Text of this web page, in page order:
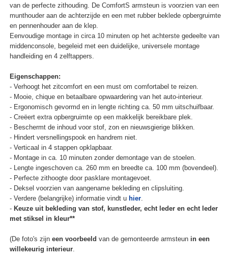
van de perfecte zithouding. De ComfortS armsteun is voorzien van een
munthouder aan de achterzijde en een met rubber beklede opbergruimte
en pennenhouder aan de klep.
Eenvoudige montage in circa 10 minuten op het achterste gedeelte van
middenconsole, begeleid met een duidelijke, universele montage
handleiding en 4 zelftappers.
Eigenschappen:
- Verhoogt het zitcomfort en een must om comfortabel te reizen.
- Mooie, chique en betaalbare opwaardering van het auto-interieur.
- Ergonomisch gevormd en in lengte richting ca. 50 mm uitschuifbaar.
- Creëert extra opbergruimte op een makkelijk bereikbare plek.
- Beschermt de inhoud voor stof, zon en nieuwsgierige blikken.
- Hindert versnellingspook en handrem niet.
- Verticaal in 4 stappen opklapbaar.
- Montage in ca. 10 minuten zonder demontage van de stoelen.
- Lengte ingeschoven ca. 260 mm en breedte ca. 100 mm (bovendeel).
- Perfecte zithoogte door pasklare montagevoet.
- Deksel voorzien van aangename bekleding en clipsluiting.
- Verdere (belangrijke) informatie vindt u hier.
- Keuze uit bekleding van stof, kunstleder, echt leder en echt leder
met stiksel in kleur**
(De foto's zijn een voorbeeld van de gemonteerde armsteun in een
willekeurig interieur.